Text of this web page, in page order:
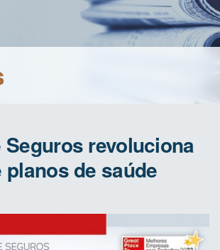
revoluciona
planos de saúde